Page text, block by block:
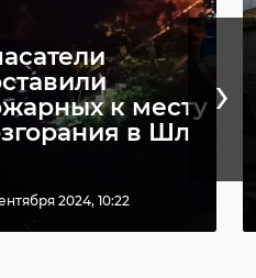
к месту
в Шл
2024, 10:22
›